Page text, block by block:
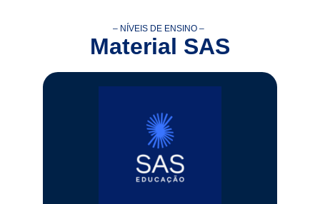
– NÍVEIS DE ENSINO –
Material SAS